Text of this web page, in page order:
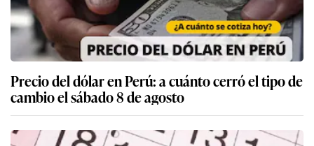
Precio del dólar en Perú: a cuánto cerró el tipo de
cambio el sábado 8 de agosto